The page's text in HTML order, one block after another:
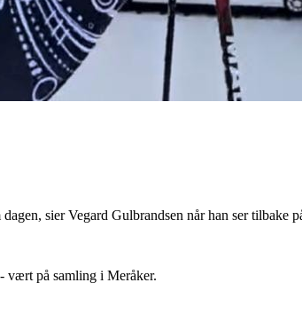
sier Vegard Gulbrandsen når han ser tilbake
vært på samling i Meråker.